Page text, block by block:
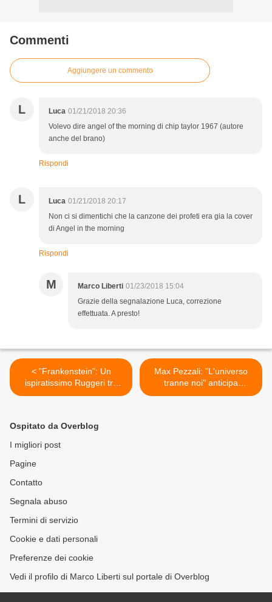
Commenti
Aggiungere un commento
L Luca 01/21/2018 20:36
Volevo dire angel of the morning di chip taylor 1967 (autore
anche del brano)
Rispondi
L Luca 01/21/2018 20:17
Non ci si dimentichi che la canzone dei profeti era gia la cover
di Angel in the morning
Rispondi
M Marco Liberti 01/23/2018 15:04
Grazie della segnalazione Luca, correzione
effettuata. A presto!
< "Frankenstein": Un
ispiratissimo Ruggeri tra
l'essere e l'apparire
Max Pezzali: "L'universo
tranne noi" anticipa
"Max20" >
Ospitato da Overblog
I migliori post
Pagine
Contatto
Segnala abuso
Termini di servizio
Cookie e dati personali
Preferenze dei cookie
Vedi il profilo di Marco Liberti sul portale di Overblog